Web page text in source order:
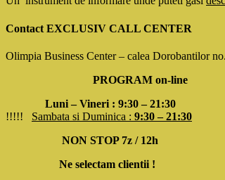
Contact EXCLUSIV CALL CENTER
Olimpia Business Center – calea Dorobantilor
PROGRAM on-line
Luni – Vineri : 9:30 – 21:30
!!!!! Sambata si Duminica : 9:30 – 21:30
NON STOP 7z / 12h
Ne selectam clientii !